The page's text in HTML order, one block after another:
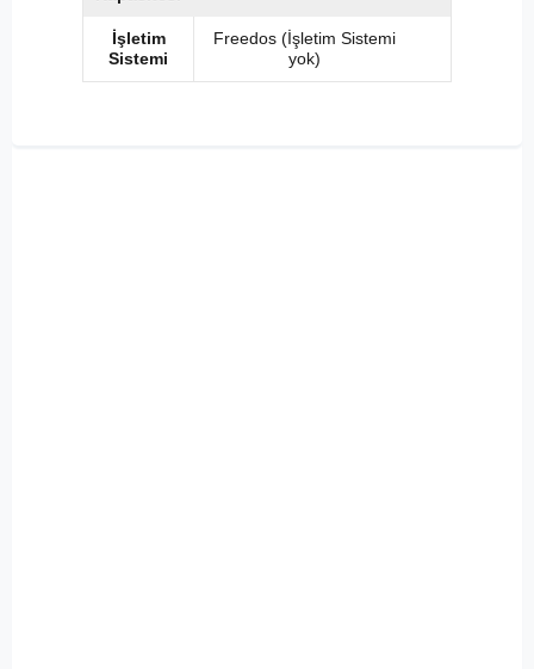
İşletim
Sistemi
Freedos (İşletim Sistemi
yok)